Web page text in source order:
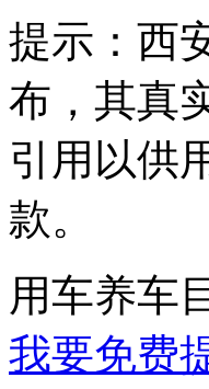
提示： 西
布，其真
引用以供
款。
用车养车
我要免费